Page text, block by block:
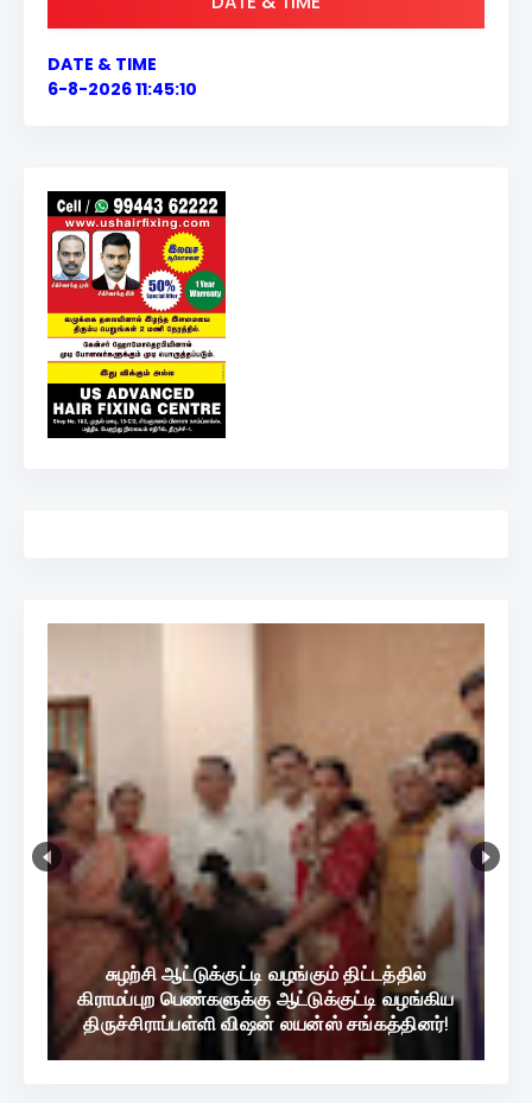
DATE & TIME
6-8-2026 11:45:11
சுழற்சி ஆட்டுக்குட்டி வழங்கும் திட்டத்தில்
கிராமப்புற பெண்களுக்கு ஆட்டுக்குட்டி வழங்கிய
திருச்சிராப்பள்ளி விஷன் லயன்ஸ் சங்கத்தினர்!